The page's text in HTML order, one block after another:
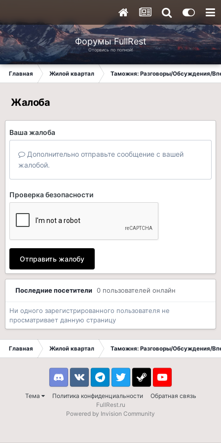
Форумы FullRest
Оторвись по полной!
Главная Жилой квартал Таможня: Разговоры/Обсуждения/
Жалоба
Ваша жалоба
Дополнительно отправьте сообщение с вашей
жалобой.
Проверка безопасности
Отправить жалобу
Последние посетители 0 пользователей онлайн
Ни одного зарегистрированного пользователя не
просматривает данную страницу
Главная Жилой квартал Таможня: Разговоры/Обсуждения/
Тема Политика конфиденциальности Обратная связь
DiscordVK TelegramTwitter Steam Youtube
FullRest.ru
Powered by Invision Community